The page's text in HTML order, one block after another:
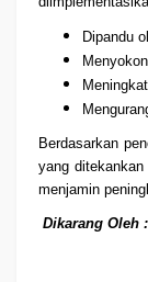
Dipandu
Berdasarkan
yang
menjamin
Dikarang Oleh